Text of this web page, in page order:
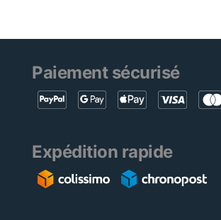
Paiement sécurisé
Expédition rapide